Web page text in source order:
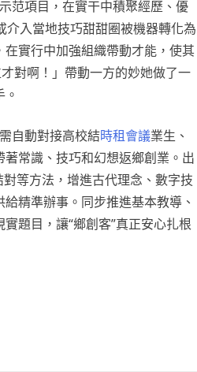
范項目，在實干中積聚經歷、優
入當地技巧甜甜圈被機器轉化為
在實行中加強組織帶動才能，使其
對啊！」帶動一方的妙她做了一
。
自動對接高校結時租會議業生、
著常識、技巧和幻想返鄉創業。出
對等方法，增進古代理念、數字技
精準辦事。同步推進基本教導、
題目，讓“鄉創客”真正安心扎根